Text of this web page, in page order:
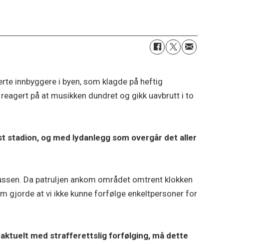
innbyggere i byen, som klagde på heftig
på at musikken dundret og gikk uavbrutt i to
stadion, og med lydanlegg som overgår det aller
Da patruljen ankom området omtrent klokken
gjorde at vi ikke kunne forfølge enkeltpersoner for
med strafferettslig forfølging, må dette